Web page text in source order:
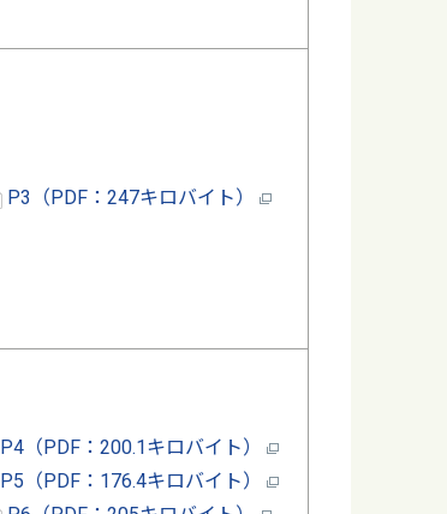
P3（PDF：247キロバイト）
P4（PDF：200.1キロバイト）
P5（PDF：176.4キロバイト）